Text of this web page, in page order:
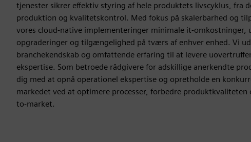
tjenester sikrer effektiv styring af hele produktets livscyklus, fra
produktion og kvalitetskontrol. Med fokus på skalerbarhed og
vores cloud-native implementeringer minimale it-omkostninger,
opgraderinger og tilgængelighed på tværs af enhver enhed. Vi
branchekendskab og omfattende erfaring til at levere
ekspertise. Som betroede rådgivere for adskillige anerkendte
dig med at opnå operationel ekspertise og opretholde en
markedet ved at optimere processer, forbedre produktkvaliteten
to-market.